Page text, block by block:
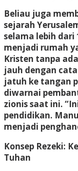
Beliau juga
sejarah
selama lebih
menjadi rumah
Kristen tanpa
jauh dengan
jatuh ke tangan
diwarnai
zionis saat ini.
pendidikan.
menjadi
Konsep Rezeki:
Tuhan